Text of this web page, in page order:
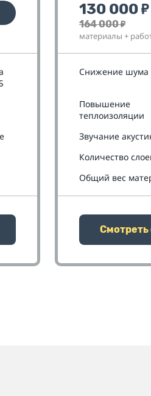
130 000₽
164 000₽
материалы +
Снижение
Повышение
теплоизоляции
Звучание
Количество
Общий вес
Смотреть